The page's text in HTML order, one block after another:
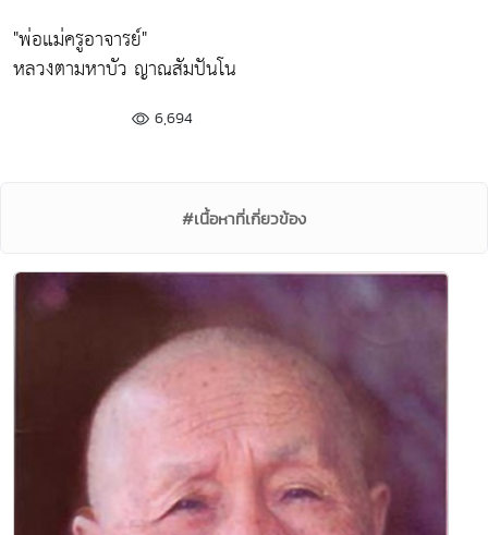
"พ่อแม่ครูอาจารย์"
หลวงตามหาบัว ญาณสัมปันโน
6,694
#เนื้อหาที่เกี่ยวข้อง